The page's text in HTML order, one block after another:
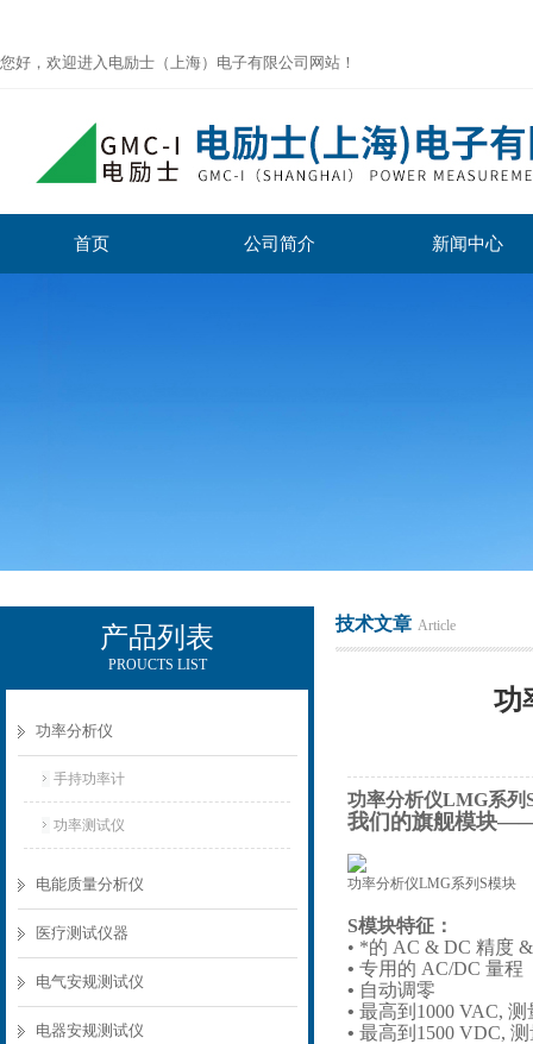
您好，欢迎进入电励士（上海）电子有限公司网站！
首页 公司简介 新闻中心
产品列表
PROUCTS LIST
功率分析仪
手持功率计
功率测试仪
电能质量分析仪
医疗测试仪器
电气安规测试仪
电器安规测试仪
技术文章 Article
功
功率分析仪LMG系
我们的旗舰模块——
功率分析仪LMG系列S模块
S模块特征：
• *的 AC & DC 精度
• 专用的 AC/DC 量程
• 自动调零
• 最高到 1000 VAC,
• 最高到 1500 VDC,